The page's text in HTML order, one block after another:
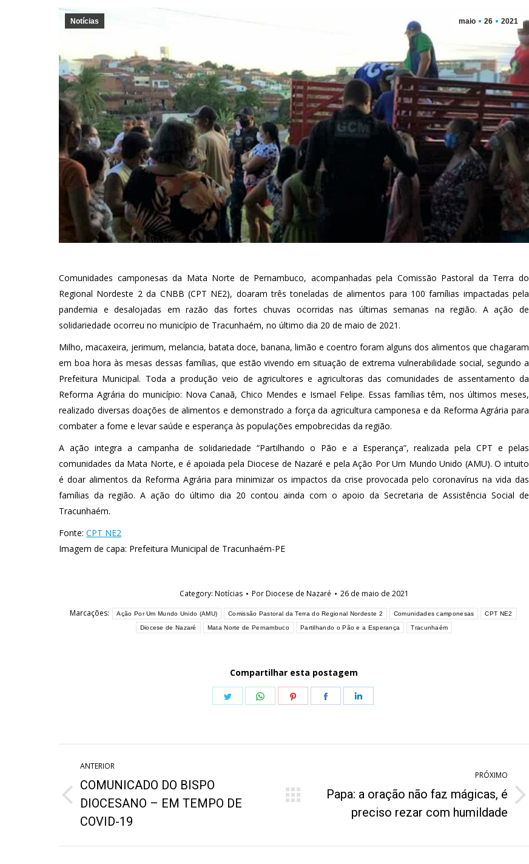
maio 26 2021
Notícias
Comunidades camponesas da Mata Norte de Pernambuco, acompanhadas pela Comissão Pastoral da Terra do
Regional Nordeste 2 da CNBB (CPT NE2), doaram três toneladas de alimentos para 100 famílias impactadas pela
pandemia e desalojadas em razão das fortes chuvas ocorridas nas últimas semanas na região. A ação de
solidariedade ocorreu no município de Tracunhaém, no último dia 20 de maio de 2021.
Milho, macaxeira, jerimum, melancia, batata doce, banana, limão e coentro foram alguns dos alimentos que chagaram
em boa hora às mesas dessas famílias, que estão vivendo em situação de extrema vulnerabilidade social, segundo a
Prefeitura Municipal. Toda a produção veio de agricultores e agricultoras das comunidades de assentamento da
Reforma Agrária do município: Nova Canaã, Chico Mendes e Ismael Felipe. Essas famílias têm, nos últimos meses,
realizado diversas doações de alimentos e demonstrado a força da agricultura camponesa e da Reforma Agrária para
combater a fome e levar saúde e esperança às populações empobrecidas da região.
A ação integra a campanha de solidariedade “Partilhando o Pão e a Esperança”, realizada pela CPT e pelas
comunidades da Mata Norte, e é apoiada pela Diocese de Nazaré e pela Ação Por Um Mundo Unido (AMU). O intuito
é doar alimentos da Reforma Agrária para minimizar os impactos da crise provocada pelo coronavírus na vida das
famílias da região. A ação do último dia 20 contou ainda com o apoio da Secretaria de Assistência Social de
Tracunhaém.
Fonte: CPT NE2
Imagem de capa: Prefeitura Municipal de Tracunhaém-PE
Category: Notícias PorDiocese de Nazaré
26 de maio de 2021
Marcações:
Ação Por Um Mundo Unido (AMU) Comissão Pastoral da Terra do Regional Nordeste 2 Comunidades camponesas CPT NE2
Diocese de Nazaré Mata Norte de Pernambuco Partilhando o Pão e a Esperança Tracunhaém
Compartilhar esta postagem
Share Share
Share
Share
de
post:
ANTERIOR
Post
anterior:
COMUNICADO DO BISPO
DIOCESANO – EM TEMPO DE
COVID-19
PRÓXIMO
Próximo
Papa: a oração não faz mágicas, é
preciso rezar com humildade